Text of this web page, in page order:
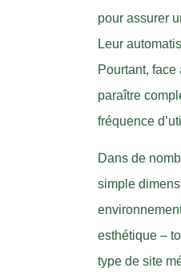
pour assurer
Leur
Pourtant,
paraître
fréquence
Dans de
simple
esthétique –
type de site